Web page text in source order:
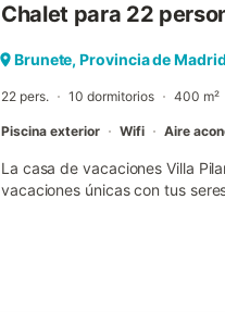
Chalet para 22
Brunete, Provincia de Madrid
22 pers. 10 dormitorios 400 m²
Piscina exterior Wifi Aire
La casa de vacaciones Villa
vacaciones únicas con tus
incluyen Wi-Fi, televisión, aire
mesa de billar a su
conexiones de transporte